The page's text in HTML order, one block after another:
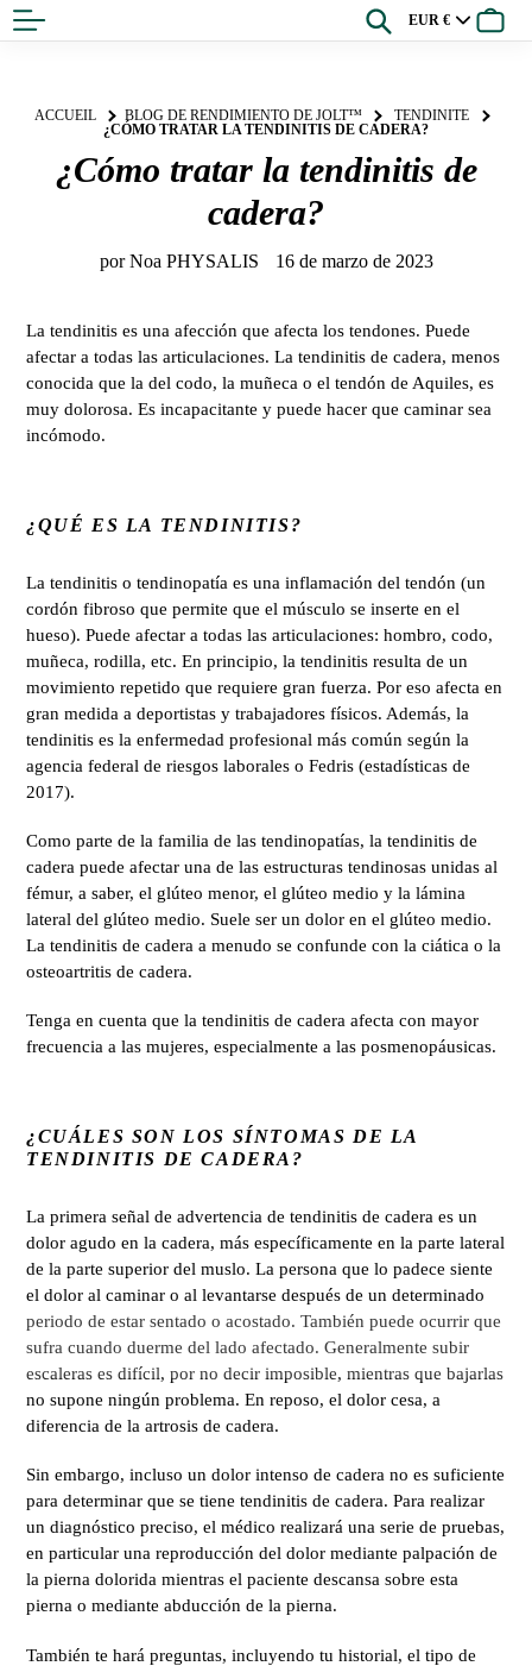
Saltar
al
BuscarDivisa Cesta
ACCUEIL BLOG DE RENDIMIENTO DE JOLT™
TENDINITE
¿CÓMO TRATAR LA TENDINITIS DE CADERA?
¿Cómo tratar la tendinitis de
cadera?
por Noa PHYSALIS 16 de marzo de 2023
La tendinitis es una afección que afecta los tendones. Puede
afectar a todas las articulaciones. La tendinitis de cadera, menos
conocida que la del codo, la muñeca o el tendón de Aquiles, es
muy dolorosa. Es incapacitante y puede hacer que caminar sea
incómodo.
¿QUÉ ES LA TENDINITIS?
La tendinitis o tendinopatía es una inflamación del tendón (un
cordón fibroso que permite que el músculo se inserte en el
hueso). Puede afectar a todas las articulaciones: hombro, codo,
muñeca, rodilla, etc. En principio, la tendinitis resulta de un
movimiento repetido que requiere gran fuerza. Por eso afecta en
gran medida a deportistas y trabajadores físicos. Además, la
tendinitis es la enfermedad profesional más común según la
agencia federal de riesgos laborales o Fedris (estadísticas de
2017).
Como parte de la familia de las tendinopatías, la tendinitis de
cadera puede afectar una de las estructuras tendinosas unidas al
fémur, a saber, el glúteo menor, el glúteo medio y la lámina
lateral del glúteo medio. Suele ser un dolor en el glúteo medio.
La tendinitis de cadera a menudo se confunde con la ciática o la
osteoartritis de cadera.
Tenga en cuenta que la tendinitis de cadera afecta con mayor
frecuencia a las mujeres, especialmente a las posmenopáusicas.
¿CUÁLES SON LOS SÍNTOMAS DE LA
TENDINITIS DE CADERA?
La primera señal de advertencia de tendinitis de cadera es un
dolor agudo en la cadera, más específicamente en la parte lateral
de la parte superior del muslo. La persona que lo padece siente
el dolor al caminar o al levantarse después de un determinado
periodo de estar sentado o acostado. También puede ocurrir que
sufra cuando duerme del lado afectado. Generalmente subir
escaleras es difícil, por no decir imposible, mientras que bajarlas
no supone ningún problema. En reposo, el dolor cesa, a
diferencia de la artrosis de cadera.
Sin embargo, incluso un dolor intenso de cadera no es suficiente
para determinar que se tiene tendinitis de cadera. Para realizar
un diagnóstico preciso, el médico realizará una serie de pruebas,
en particular una reproducción del dolor mediante palpación de
la pierna dolorida mientras el paciente descansa sobre esta
pierna o mediante abducción de la pierna.
También te hará preguntas, incluyendo tu historial, el tipo de